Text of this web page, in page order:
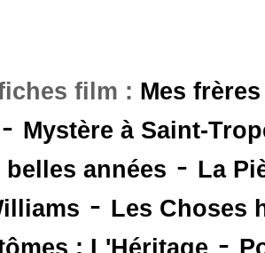
film : Mes
- Mystère à Saint-
années - La
- Les Choses
: L'Héritage -